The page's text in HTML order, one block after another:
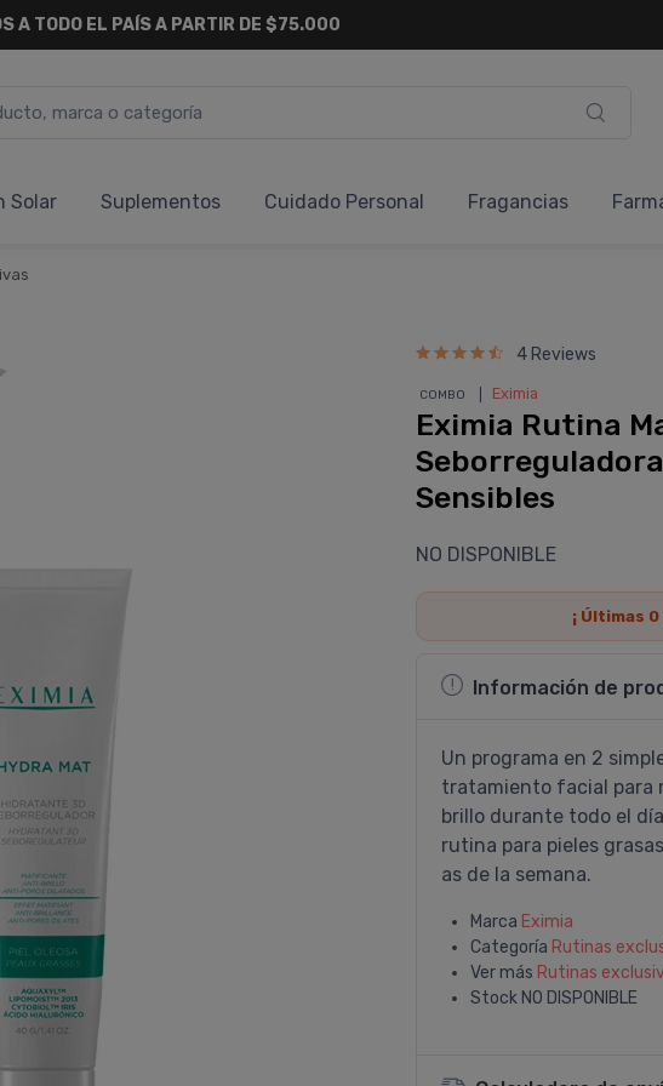
Solar Suplementos Cuidado Personal Fragancias
4 Reviews
COMBO Eximia
Eximia Rutina
Sensibles
NO DISPONIBLE
¡ Últimas 0
Información de
Un programa en 2
tratamiento facial para
brillo durante todo el
rutina para pieles
as de la semana.
Marca Eximia
Categoría Rutinas
Ver más Rutinas
Stock NO DISPONIBLE